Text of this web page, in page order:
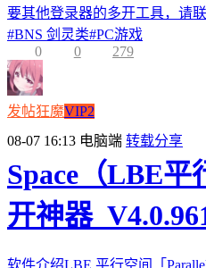
要其他登录器的多开工具，请
#BNS 剑灵类#PC游戏
0
0 279
发帖狂魔VIP2
08-07 16:13 电脑端 转载分享
Space（LBE
开神器
软件介绍LBE 平行空间「